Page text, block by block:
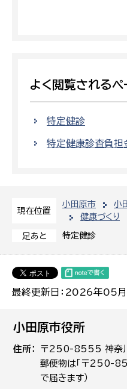
現在位置
小田原市 小
健康づくり
足あと 特定健診
最終更新日：2026年05
よく閲覧されるペ
特定健診
特定健康診査負担
小田原市役所
住所
〒250-8555 神奈
郵便物は「〒250-
で届きます）